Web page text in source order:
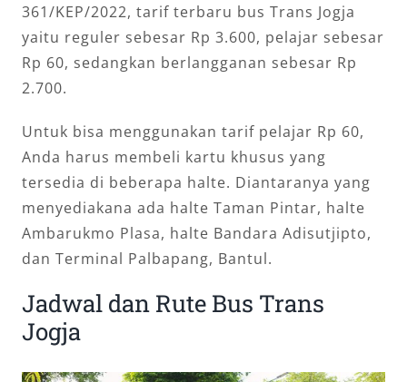
361/KEP/2022, tarif terbaru bus Trans Jogja
yaitu reguler sebesar Rp 3.600, pelajar sebesar
Rp 60, sedangkan berlangganan sebesar Rp
2.700.
Untuk bisa menggunakan tarif pelajar Rp 60,
Anda harus membeli kartu khusus yang
tersedia di beberapa halte. Diantaranya yang
menyediakana ada halte Taman Pintar, halte
Ambarukmo Plasa, halte Bandara Adisutjipto,
dan Terminal Palbapang, Bantul.
Jadwal dan Rute Bus Trans
Jogja